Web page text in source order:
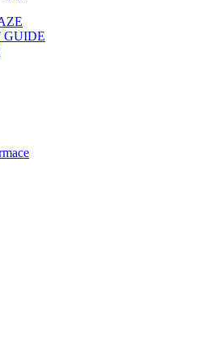
GUIDE